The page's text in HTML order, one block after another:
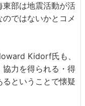
部は地震活動が活
ではないかとコメ
Kidorf氏も、
力を得られる・得
ということで懐疑